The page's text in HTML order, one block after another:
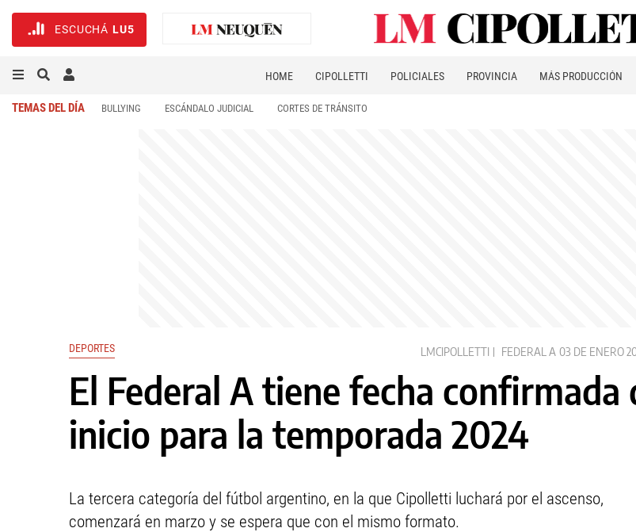
ESCUCHÁ LU5
HOME CIPOLLETTI POLICIALES PROVINCIA MÁS PRODUCCIÓN
TEMAS DEL DÍA BULLYING ESCÁNDALO JUDICIAL CORTES DE TRÁNSITO
DEPORTES LMCIPOLLETTI FEDERAL A 03 DE ENERO
El Federal A tiene fecha confirmada
inicio para la temporada 2024
La tercera categoría del fútbol argentino, en la que Cipolletti luchará por el ascenso,
comenzará en marzo y se espera que con el mismo formato.